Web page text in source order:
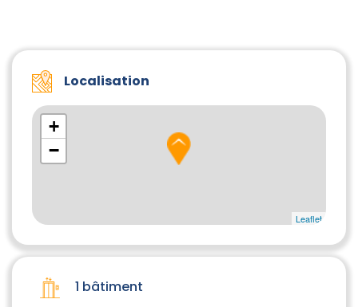
Localisation
+
−
Leaflet
1 bâtiment